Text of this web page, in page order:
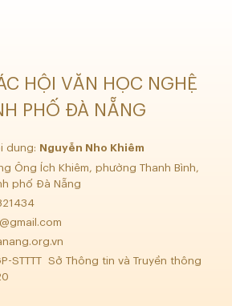
HỘI VĂN HỌC NGHỆ
PHỐ ĐÀ NẴNG
dung:
Nguyễn Nho Khiêm
Ông Ích Khiêm, phường Thanh Bình,
phố Đà Nẵng
STTTT Sở Thông tin và Truyền thông